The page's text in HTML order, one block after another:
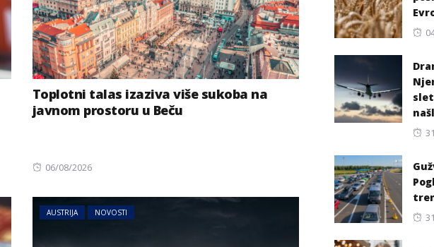
Toplotni talas izaziva više sukoba na
javnom prostoru u Beču
Posted
06/08/2026
AUSTRIJA NOVOSTI